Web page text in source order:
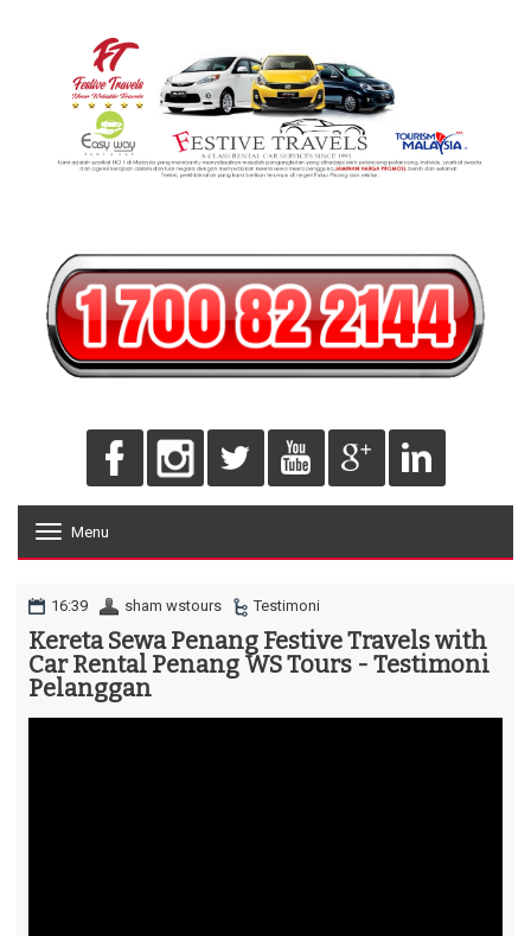
o
e
n
Menu
16:39 sham wstours Testimoni
Kereta Sewa Penang Festive Travels with
Car Rental Penang WS Tours - Testimoni
Pelanggan